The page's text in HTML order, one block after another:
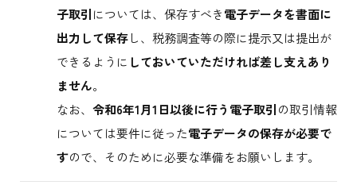
子取引については、保存すべき電子データを書面に
出力して保存し、税務調査等の際に提示又は提出が
できるように しておいていただければ差し支えあり
ません。
なお、 令和6年1月1日以後に行う電子取引の取引情報
については要件に従った電子データの保存が必要で
すので、そのために必要な準備をお願いします。